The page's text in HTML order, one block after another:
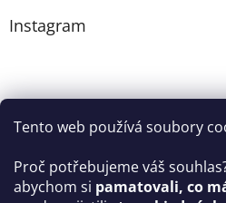
Tento web používá soubory
Proč potřebujeme váš
abychom si pamatovali, co
Instagram